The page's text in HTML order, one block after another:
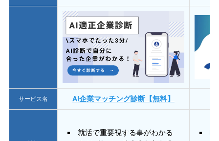
サービス名 AI企業マッチング診断【無料】
就活で重要視する事がわかる